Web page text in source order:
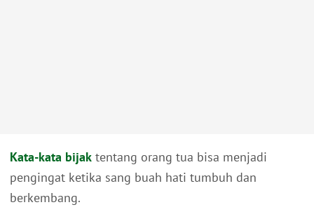
Kata-kata bijak tentang orang tua bisa menjadi
pengingat ketika sang buah hati tumbuh dan
berkembang.